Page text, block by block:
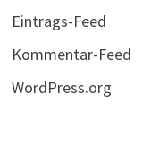
Eintrags-Feed
Kommentar-Feed
WordPress.org